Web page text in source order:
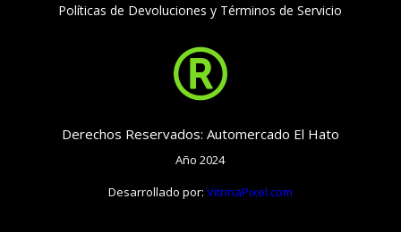
Políticas de Devoluciones y Términos de Servicio

Derechos Reservados: Automercado El Hato
Año 2024
Desarrollado por: VitrinaPixel.com